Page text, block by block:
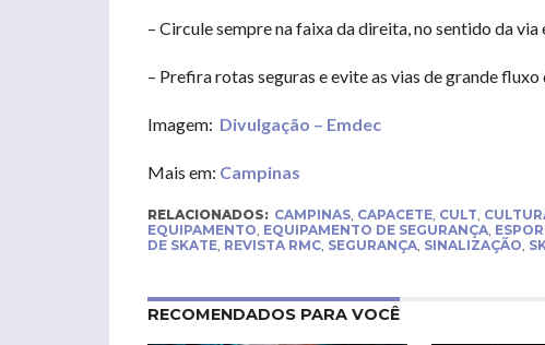
– Circule sempre na faixa da direita, no sentido da via
– Prefira rotas seguras e evite as vias de grande fluxo
Imagem: Divulgação – Emdec
Mais em: Campinas
RELACIONADOS: CAMPINAS, CAPACETE, CULT
EQUIPAMENTO EQUIPAMENTO DE SEGURANÇA,
DE SKATE, REVISTA RMC, SEGURANÇA, SINALIZAÇÃO
RECOMENDADOS PARA VOCÊ